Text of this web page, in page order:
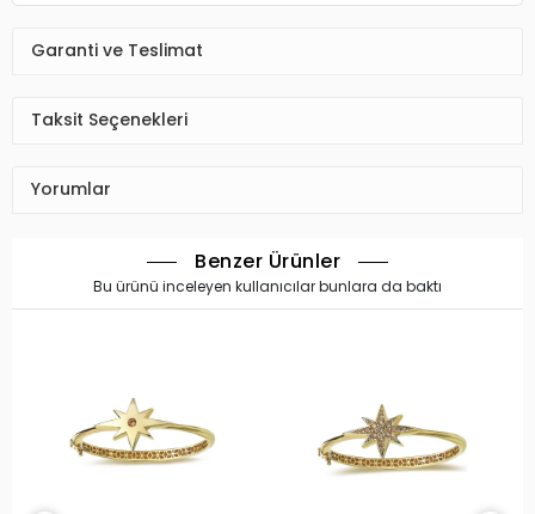
Garanti ve Teslimat
Taksit Seçenekleri
Yorumlar
Benzer Ürünler
Bu ürünü inceleyen kullanıcılar bunlara da baktı